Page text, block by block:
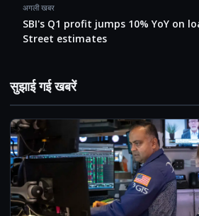
अगली खबर
SBI's Q1 profit jumps 10% YoY on
Street estimates
सुझाई गई खबरें